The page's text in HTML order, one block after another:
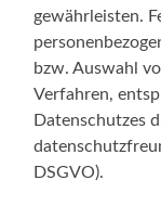
gewährleisten.
bzw. Auswahl
Verfahren,
Datenschutzes
DSGVO).